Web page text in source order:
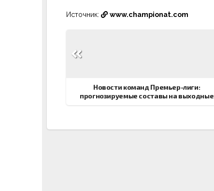
Источник: www.championat.com
по
Новости команд Премьер-лиги:
прогнозируемые составы на выходные